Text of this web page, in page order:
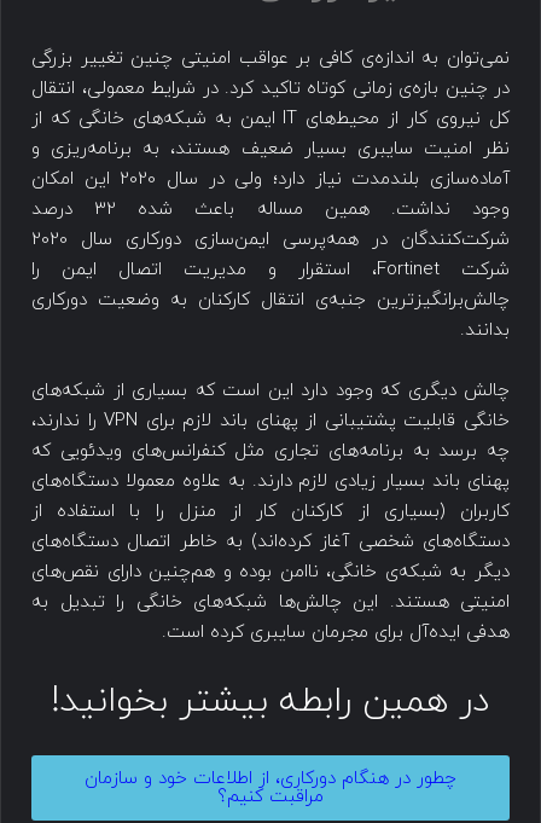
نمی‌توان به اندازه‌ی کافی بر عواقب امنیتی چنین تغییر بزرگی
در چنین بازه‌ی زمانی کوتاه تاکید کرد. در شرایط معمولی، انتقال
کل نیروی کار از محیط‌های IT ایمن به شبکه‌های خانگی که از
نظر امنیت سایبری بسیار ضعیف هستند، به برنامه‌ریزی و
آماده‌سازی بلندمدت نیاز دارد؛ ولی در سال 2020 این امکان
وجود نداشت. همین مساله باعث شده 32 درصد
شرکت‌کنندگان در همه‌پرسی ایمن‌سازی دورکاری سال 2020
شرکت Fortinet، استقرار و مدیریت اتصال ایمن را
چالش‌برانگیزترین جنبه‌ی انتقال کارکنان به وضعیت دورکاری
بدانند.
چالش دیگری که وجود دارد این است که بسیاری از شبکه‌های
خانگی قابلیت پشتیبانی از پهنای باند لازم برای VPN را ندارند،
چه برسد به برنامه‌های تجاری مثل کنفرانس‌های ویدئویی که
پهنای باند بسیار زیادی لازم دارند. به علاوه معمولا دستگاه‌های
کاربران (بسیاری از کارکنان کار از منزل را با استفاده از
دستگاه‌های شخصی آغاز کرده‌اند) به خاطر اتصال دستگاه‌های
دیگر به شبکه‌ی خانگی، ناامن بوده و هم‌چنین دارای نقص‌های
امنیتی هستند. این چالش‌ها شبکه‌های خانگی را تبدیل به
هدفی ایده‌آل برای مجرمان سایبری کرده است.
در همین رابطه بیشتر بخوانید!
​چطور در هنگام دورکاری، از اطلاعات خود و سازمان
مراقبت کنیم؟